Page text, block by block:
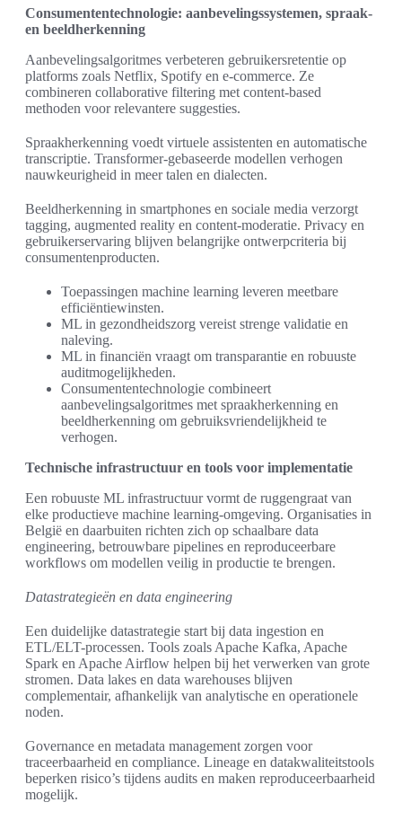
Consumententechnologie: aanbevelingssystemen, spraak-
en beeldherkenning
Aanbevelingsalgoritmes verbeteren gebruikersretentie op
platforms zoals Netflix, Spotify en e-commerce. Ze
combineren collaborative filtering met content-based
methoden voor relevantere suggesties.
Spraakherkenning voedt virtuele assistenten en automatische
transcriptie. Transformer-gebaseerde modellen verhogen
nauwkeurigheid in meer talen en dialecten.
Beeldherkenning in smartphones en sociale media verzorgt
tagging, augmented reality en content-moderatie. Privacy en
gebruikerservaring blijven belangrijke ontwerpcriteria bij
consumentenproducten.
Toepassingen machine learning leveren meetbare
efficiëntiewinsten.
ML in gezondheidszorg vereist strenge validatie en
naleving.
ML in financiën vraagt om transparantie en robuuste
auditmogelijkheden.
Consumententechnologie combineert
aanbevelingsalgoritmes met spraakherkenning en
beeldherkenning om gebruiksvriendelijkheid te
verhogen.
Technische infrastructuur en tools voor implementatie
Een robuuste ML infrastructuur vormt de ruggengraat van
elke productieve machine learning-omgeving. Organisaties in
België en daarbuiten richten zich op schaalbare data
engineering, betrouwbare pipelines en reproduceerbare
workflows om modellen veilig in productie te brengen.
Datastrategieën en data engineering
Een duidelijke datastrategie start bij data ingestion en
ETL/ELT-processen. Tools zoals Apache Kafka, Apache
Spark en Apache Airflow helpen bij het verwerken van grote
stromen. Data lakes en data warehouses blijven
complementair, afhankelijk van analytische en operationele
noden.
Governance en metadata management zorgen voor
traceerbaarheid en compliance. Lineage en datakwaliteitstools
beperken risico’s tijdens audits en maken reproduceerbaarheid
mogelijk.